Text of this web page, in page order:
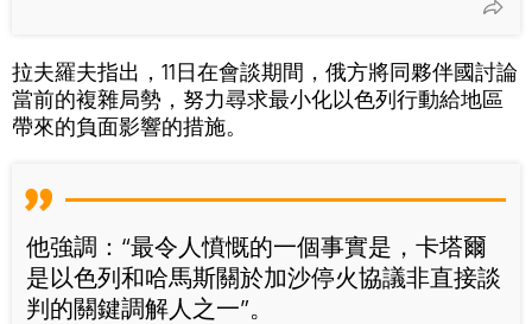
拉夫羅夫指出，11日在會談期間，俄方將同夥伴國討論
當前的複雜局勢，努力尋求最小化以色列行動給地區
帶來的負面影響的措施。
他強調：“最令人憤慨的一個事實是，卡塔爾
是以色列和哈馬斯關於加沙停火協議非直接談
判的關鍵調解人之一”。